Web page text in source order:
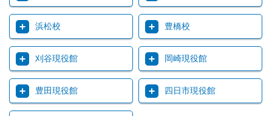
浜松校 豊橋校
刈谷現役館 岡崎現役館
豊田現役館 四日市現役館